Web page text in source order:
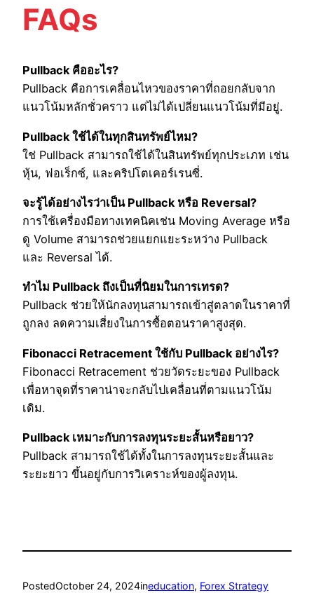
FAQs
Pullback คืออะไร?
Pullback คือการเคลื่อนไหวของราคาที่ถอยกลับจาก
แนวโน้มหลักชั่วคราว แต่ไม่ได้เปลี่ยนแนวโน้มที่มีอยู่.
Pullback ใช้ได้ในทุกสินทรัพย์ไหม?
ใช่ Pullback สามารถใช้ได้ในสินทรัพย์ทุกประเภท เช่น
หุ้น, ฟอเร็กซ์, และคริปโตเคอร์เรนซี่.
จะรู้ได้อย่างไรว่าเป็น Pullback หรือ Reversal?
การใช้เครื่องมือทางเทคนิคเช่น Moving Average หรือ
ดู Volume สามารถช่วยแยกแยะระหว่าง Pullback
และ Reversal ได้.
ทำไม Pullback ถึงเป็นที่นิยมในการเทรด?
Pullback ช่วยให้นักลงทุนสามารถเข้าสู่ตลาดในราคาที่
ถูกลง ลดความเสี่ยงในการซื้อตอนราคาสูงสุด.
Fibonacci Retracement ใช้กับ Pullback อย่างไร?
Fibonacci Retracement ช่วยวัดระยะของ Pullback
เพื่อหาจุดที่ราคาน่าจะกลับไปเคลื่อนที่ตามแนวโน้ม
เดิม.
Pullback เหมาะกับการลงทุนระยะสั้นหรือยาว?
Pullback สามารถใช้ได้ทั้งในการลงทุนระยะสั้นและ
ระยะยาว ขึ้นอยู่กับการวิเคราะห์ของผู้ลงทุน.
PostedOctober 24, 2024ineducation, Forex Strategy